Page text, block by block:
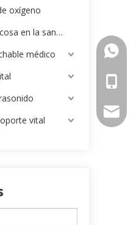
oxígeno
Medidor de glucosa en la sangre
médico
vital
00852-
intl-